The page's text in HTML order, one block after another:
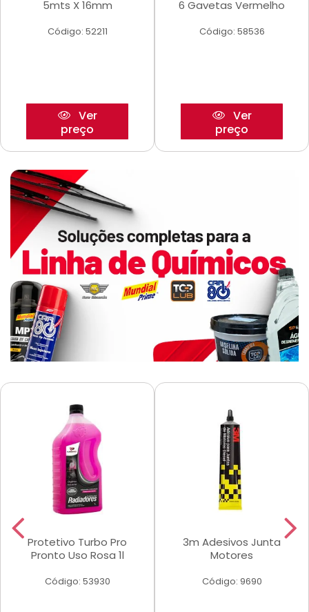
5mts X 16mm
Código: 52211
Ver
preço
6 Gavetas Vermelho
Código: 58536
Ver
preço
Protetivo Turbo Pro
Pronto Uso Rosa 1l
Código: 53930
3m Adesivos Junta
Motores
Código: 9690